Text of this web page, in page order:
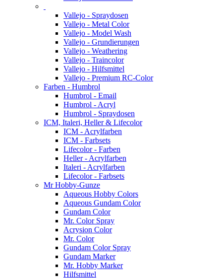
Vallejo - Spraydosen
Vallejo - Metal Color
Vallejo - Model Wash
Vallejo - Grundierungen
Vallejo - Weathering
Vallejo - Traincolor
Vallejo - Hilfsmittel
Vallejo - Premium RC-Color
Farben - Humbrol
Humbrol - Email
Humbrol - Acryl
Humbrol - Spraydosen
ICM, Italeri, Heller & Lifecolor
ICM - Acrylfarben
ICM - Farbsets
Lifecolor - Farben
Heller - Acrylfarben
Italeri - Acrylfarben
Lifecolor - Farbsets
Mr Hobby-Gunze
Aqueous Hobby Colors
Aqueous Gundam Color
Gundam Color
Mr. Color Spray
Acrysion Color
Mr. Color
Gundam Color Spray
Gundam Marker
Mr. Hobby Marker
Hilfsmittel